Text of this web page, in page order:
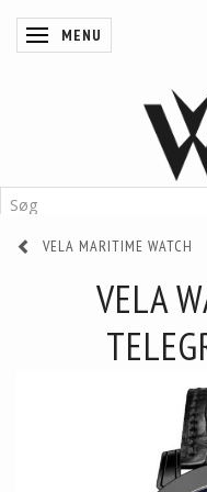
SKIFTE NAVIGATION
MENU
VELA MARITIME WATCH
VELA